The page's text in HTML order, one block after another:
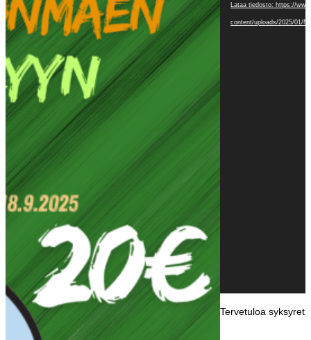
Lataa tiedosto: https://
content/uploads/2025/01/
Tervetuloa